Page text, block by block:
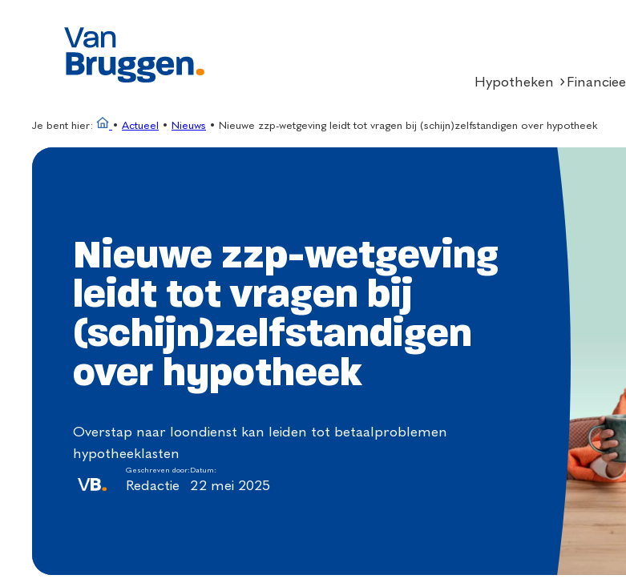
Hypotheken Financieel
Je bent hier: • Actueel • Nieuws • Nieuwe zzp-wetgeving leidt tot vragen bij (schijn)zelfstandigen over hypotheek
Nieuwe zzp-wetgeving
leidt tot vragen bij
(schijn)zelfstandigen
over hypotheek
Overstap naar loondienst kan leiden tot betaalproblemen
hypotheeklasten
Geschreven door:
Redactie
Datum:
22 mei 2025